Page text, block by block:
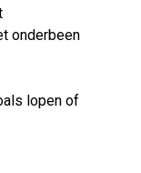
onderbeen
lopen of